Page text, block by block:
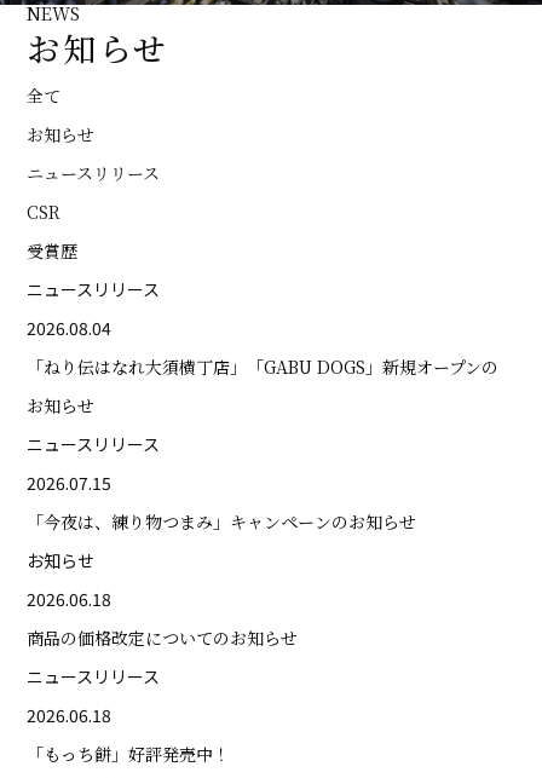
NEWS
お知らせ
全て
お知らせ
ニュースリリース
CSR
受賞歴
ニュースリリース
2026.08.04
「ねり伝はなれ大須横丁店」「GABU DOGS」新規オープンの
お知らせ
ニュースリリース
2026.07.15
「今夜は、練り物つまみ」キャンペーンのお知らせ
お知らせ
2026.06.18
商品の価格改定についてのお知らせ
ニュースリリース
2026.06.18
「もっち餅」好評発売中！